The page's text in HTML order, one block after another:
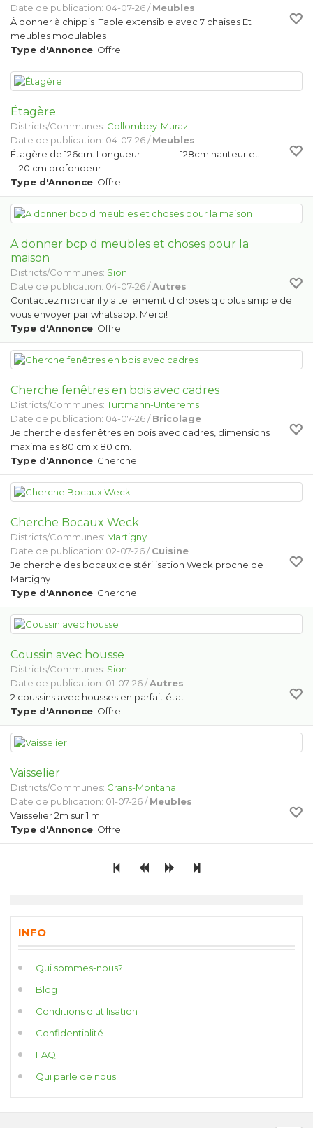
Date de publication: 04-07-26 /Meubles
À donner à chippis Table extensible avec 7 chaises Et
meubles modulables
Type d'Annonce: Offre
Étagère
Districts/Communes: Collombey-Muraz
Date de publication: 04-07-26 /Meubles
Étagère de 126cm. Longueur 128cm hauteur et
20 cm profondeur
Type d'Annonce: Offre
A donner bcp d meubles et choses pour la
maison
Districts/Communes: Sion
Date de publication: 04-07-26 /Autres
Contactez moi car il y a tellememt d choses q c plus simple de
vous envoyer par whatsapp. Merci!
Type d'Annonce: Offre
Cherche fenêtres en bois avec cadres
Districts/Communes:Turtmann-Unterems
Date de publication: 04-07-26 /Bricolage
Je cherche des fenêtres en bois avec cadres, dimensions
maximales 80 cm x 80 cm.
Type d'Annonce: Cherche
Cherche Bocaux Weck
Districts/Communes: Martigny
Date de publication: 02-07-26 /Cuisine
Je cherche des bocaux de stérilisation Weck proche de
Martigny
Type d'Annonce: Cherche
Coussin avec housse
Districts/Communes: Sion
Date de publication: 01-07-26 /Autres
2 coussins avec housses en parfait état
Type d'Annonce: Offre
Vaisselier
Districts/Communes: Crans-Montana
Date de publication: 01-07-26 /Meubles
Vaisselier 2m sur 1 m
Type d'Annonce: Offre
INFO
Qui sommes-nous?
Blog
Conditions d'utilisation
Confidentialité
FAQ
Qui parle de nous